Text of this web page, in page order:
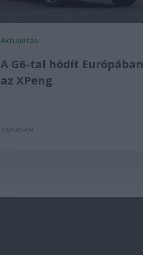
Aktualitás
A G6-tal hódít Európában
az XPeng
2025-05-09